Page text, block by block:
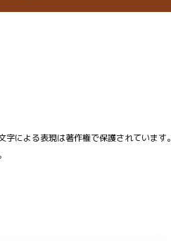
による表現は著作権で保護されています。